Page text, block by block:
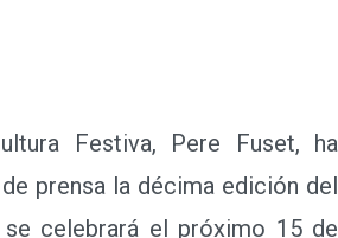
Festiva, Pere Fuset, ha
prensa la décima edición del
se celebrará el próximo 15 de